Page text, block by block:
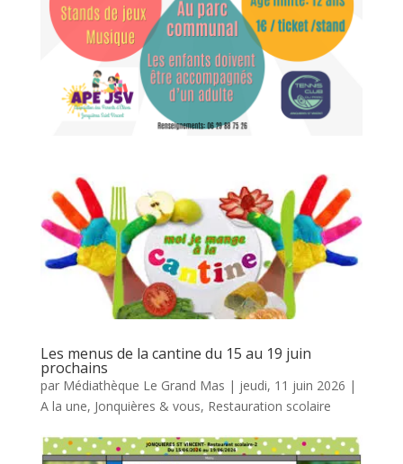
Les menus de la cantine du 15 au 19 juin
prochains
par Médiathèque Le Grand Mas | jeudi, 11 juin 2026 |
A la une, Jonquières & vous, Restauration scolaire